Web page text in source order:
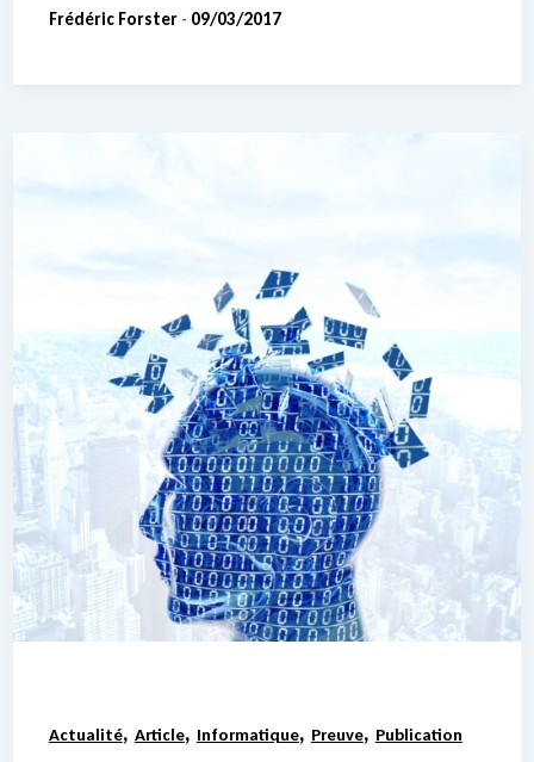
Frédéric Forster - 09/03/2017
Actualité, Article, Informatique, Preuve, Publication